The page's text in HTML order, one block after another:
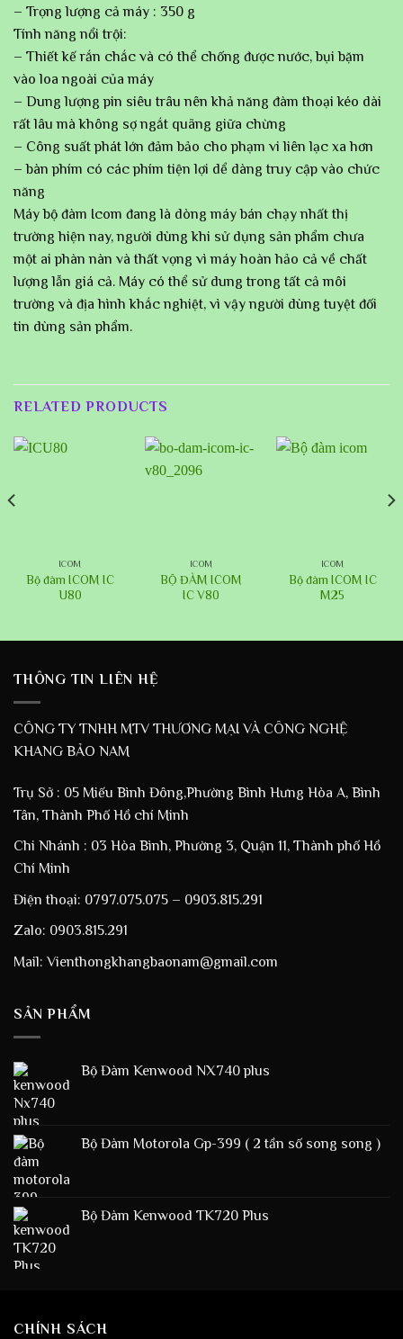
– Trọng lượng cả máy : 350 g
Tính năng nổi trội:
– Thiết kế rắn chắc và có thể chống được nước, bụi bặm
vào loa ngoài của máy
– Dung lượng pin siêu trâu nên khả năng đàm thoại kéo dài
rất lâu mà không sợ ngắt quãng giữa chừng
– Công suất phát lớn đảm bảo cho phạm vi liên lạc xa hơn
– bàn phím có các phím tiện lợi dể dàng truy cập vào chức
năng
Máy bộ đàm Icom đang là dòng máy bán chạy nhất thị
trường hiện nay, người dùng khi sử dụng sản phẩm chưa
một ai phàn nàn và thất vọng vì máy hoàn hảo cả về chất
lượng lẫn giá cả. Máy có thể sử dung trong tất cả môi
trường và địa hình khắc nghiệt, vì vậy người dùng tuyệt đối
tin dùng sản phẩm.
RELATED PRODUCTS
ICOM
Bộ đàm ICOM IC
U80
ICOM
BỘ ĐÀM ICOM
IC V80
ICOM
Bộ đàm ICOM IC
M25
THÔNG TIN LIÊN HỆ
CÔNG TY TNHH MTV THƯƠNG MẠI VÀ CÔNG NGHỆ
KHANG BẢO NAM
Trụ Sở : 05 Miếu Bình Đông,Phường Bình Hưng Hòa A, Bình
Tân, Thành Phố Hồ chí Minh
Chi Nhánh : 03 Hòa Bình, Phường 3, Quận 11, Thành phố Hồ
Chí Minh
Điện thoại: 0797.075.075 – 0903.815.291
Zalo: 0903.815.291
Mail: Vienthongkhangbaonam@gmail.com
SẢN PHẨM
Bộ Đàm Kenwood NX740 plus
Bộ Đàm Motorola Gp-399 ( 2 tần số song song )
Bộ Đàm Kenwood TK720 Plus
CHÍNH SÁCH